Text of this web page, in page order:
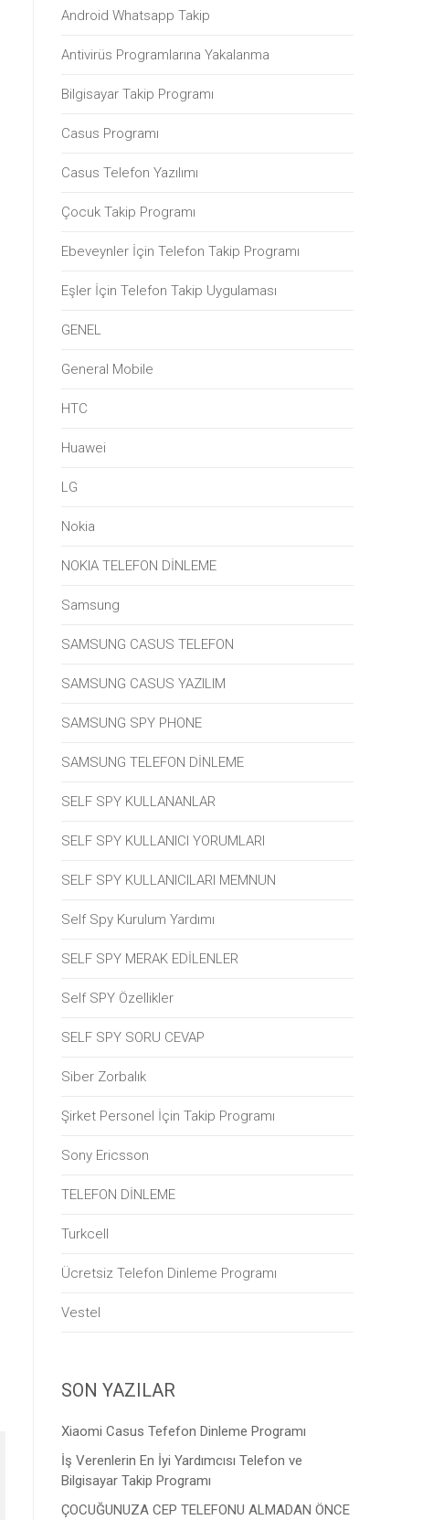
Android Whatsapp Takip
Antivirüs Programlarına Yakalanma
Bilgisayar Takip Programı
Casus Programı
Casus Telefon Yazılımı
Çocuk Takip Programı
Ebeveynler İçin Telefon Takip Programı
Eşler İçin Telefon Takip Uygulaması
GENEL
General Mobile
HTC
Huawei
LG
Nokia
NOKIA TELEFON DİNLEME
Samsung
SAMSUNG CASUS TELEFON
SAMSUNG CASUS YAZILIM
SAMSUNG SPY PHONE
SAMSUNG TELEFON DİNLEME
SELF SPY KULLANANLAR
SELF SPY KULLANICI YORUMLARI
SELF SPY KULLANICILARI MEMNUN
Self Spy Kurulum Yardımı
SELF SPY MERAK EDİLENLER
Self SPY Özellikler
SELF SPY SORU CEVAP
Siber Zorbalık
Şirket Personel İçin Takip Programı
Sony Ericsson
TELEFON DİNLEME
Turkcell
Ücretsiz Telefon Dinleme Programı
Vestel
SON YAZILAR
Xiaomi Casus Tefefon Dinleme Programı
İş Verenlerin En İyi Yardımcısı Telefon ve
Bilgisayar Takip Programı
ÇOCUĞUNUZA CEP TELEFONU ALMADAN ÖNCE